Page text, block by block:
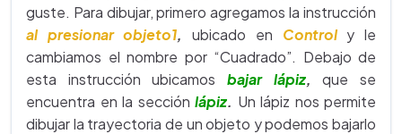
guste. Para dibujar, primero agregamos la instrucción
al presionar objeto1,ubicado en Controly le
cambiamos el nombre por “Cuadrado”. Debajo de
esta instrucción ubicamos bajar lápiz, que se
encuentra en la sección lápiz. Un lápiz nos permite
dibujar la trayectoria de un objeto y podemos bajarlo